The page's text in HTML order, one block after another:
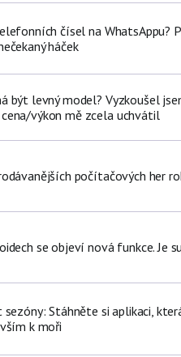
čísel na WhatsAppu?
háček
být levný model? Vyzkoušel
výkon mě zcela uchvátil
počítačových her
se objeví nová funkce. Je
sezóny: Stáhněte si aplikaci,
k moři